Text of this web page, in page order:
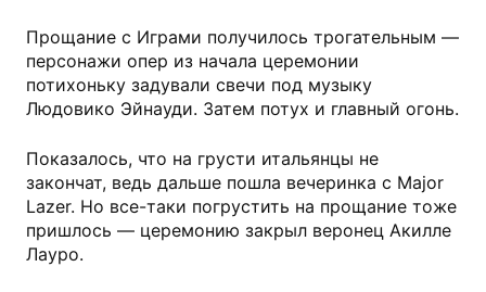
Прощание с Играми получилось трогательным —
персонажи опер из начала церемонии
потихоньку задували свечи под музыку
Людовико Эйнауди. Затем потух и главный огонь.
Показалось, что на грусти итальянцы не
закончат, ведь дальше пошла вечеринка с Major
Lazer. Но все-таки погрустить на прощание тоже
пришлось — церемонию закрыл веронец Акилле
Лауро.